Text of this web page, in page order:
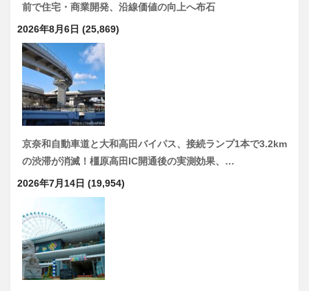
前で住宅・商業開発、沿線価値の向上へ布石
2026年8月6日 (25,869)
京奈和自動車道と大和高田バイパス、接続ランプ1本で3.2km
の渋滞が消滅！橿原高田IC開通後の実測効果、…
2026年7月14日 (19,954)